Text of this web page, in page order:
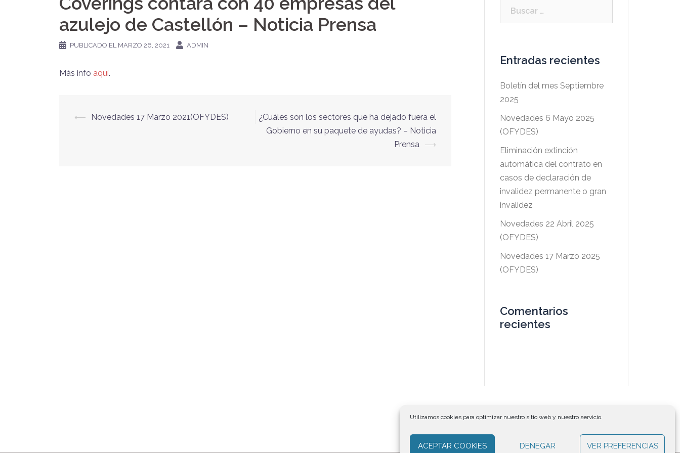
Utilizamos cookies para optimizar nuestro sitio web y nuestro servicio.
ACEPTAR COOKIES DENEGAR VER PREFERENCIAS
azulejo de Castellón – Noticia Prensa
PUBLICADO EL MARZO 26, 2021 ADMIN
Más info aquí.
Navegación
⟵ Novedades 17 Marzo 2021(OFYDES)
¿Cuáles son los sectores que ha dejado fuera el
Gobierno en su paquete de ayudas? – Noticia
Prensa ⟶
Entradas recientes
Boletín del mes Septiembre
2025
Novedades 6 Mayo 2025
(OFYDES)
Eliminación extinción
automática del contrato en
casos de declaración de
invalidez permanente o gran
invalidez
Novedades 22 Abril 2025
(OFYDES)
Novedades 17 Marzo 2025
(OFYDES)
Comentarios
recientes